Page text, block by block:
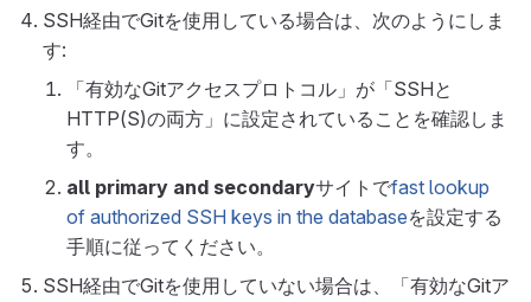
SSH経由でGitを使用している場合は、次のようにしま
す:
「有効なGitアクセスプロトコル」が「SSHと
HTTP(S)の両方」に設定されていることを確認しま
す。
all primary and secondaryサイトでfast lookup
of authorized SSH keys in the databaseを設定する
手順に従ってください。
SSH経由でGitを使用していない場合は、「有効なGitア